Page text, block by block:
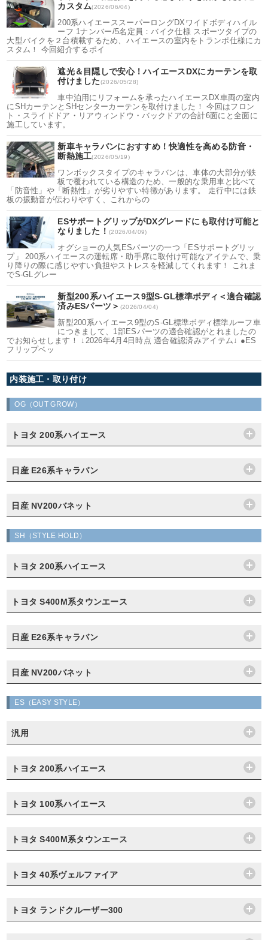
カスタム(2026/06/04)
200系ハイエーススーパーロングDXワイドボディハイル
ーフ 1ナンバー/5名定員：バイク仕様 スポーツタイプの
大型バイクを２台積載するため、ハイエースの室内をトランポ仕様にカ
スタム！ 今回紹介するポイ
遮光＆目隠しで安心！ハイエースDXにカーテンを取
付けました(2026/05/28)
車中泊用にリフォームを承ったハイエースDX車両の室内
にSHカーテンとSHセンターカーテンを取付けました！ 今回はフロン
ト・スライドドア・リアウィンドウ・バックドアの合計6面にと全面に
施工しています。
新車キャラバンにおすすめ！快適性を高める防音・
断熱施工(2026/05/19)
ワンボックスタイプのキャラバンは、車体の大部分が鉄
板で覆われている構造のため、一般的な乗用車と比べて
「防音性」や「断熱性」が劣りやすい特徴があります。 走行中には鉄
板の振動音が伝わりやすく、これからの
ESサポートグリップがDXグレードにも取付け可能と
なりました！(2026/04/09)
オグショーの人気ESパーツの一つ「ESサポートグリッ
プ」 200系ハイエースの運転席・助手席に取付け可能なアイテムで、乗
り降りの際に感じやすい負担やストレスを軽減してくれます！ これま
でS-GLグレー
新型200系ハイエース9型S-GL標準ボディ＜適合確認
済みESパーツ＞ (2026/04/04)
新型200系ハイエース9型のS-GL標準ボディ標準ルーフ車
につきまして、1部ESパーツの適合確認がとれましたの
でお知らせします！ ↓2026年4月4日時点 適合確認済みアイテム↓ ●ES
フリップベッ
内装施工・取り付け
OG（OUT GROW）
トヨタ 200系ハイエース
日産 E26系キャラバン
日産 NV200バネット
SH（STYLE HOLD）
トヨタ 200系ハイエース
トヨタ S400M系タウンエース
日産 E26系キャラバン
日産 NV200バネット
ES（EASY STYLE）
汎用
トヨタ 200系ハイエース
トヨタ 100系ハイエース
トヨタ S400M系タウンエース
トヨタ 40系ヴェルファイア
トヨタ ランドクルーザー300